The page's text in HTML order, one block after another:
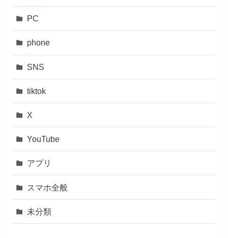
PC
phone
SNS
tiktok
X
YouTube
アプリ
スマホ全般
未分類